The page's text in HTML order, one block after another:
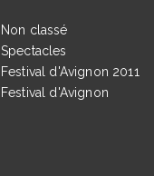
Non classé
Spectacles
Festival d'Avignon 2011
Festival d'Avignon